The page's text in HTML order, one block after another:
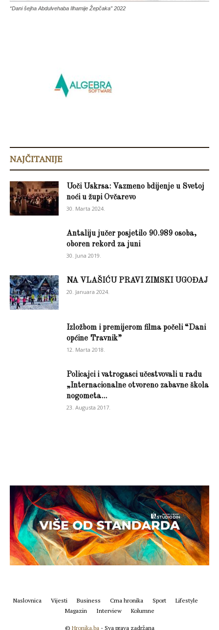
“Dani šejha Abdulvehaba Ilhamije Žepčaka” 2022
NAJČITANIJE
Uoči Uskrsa: Vazmeno bdijenje u Svetoj
noći u župi Ovčarevo
30. Marta 2024.
Antaliju jučer posjetilo 90.989 osoba,
oboren rekord za juni
30. Juna 2019.
NA VLAŠIĆU PRAVI ZIMSKI UGOĐAJ
20. Januara 2024.
Izložbom i premijerom filma počeli “Dani
općine Travnik”
12. Marta 2018.
Policajci i vatrogasci učestvovali u radu
„Internacionalne otvoreno zabavne škola
nogometa...
23. Augusta 2017.
Naslovnica Vijesti Business Crna hronika Sport
Lifestyle
Magazin
Interview Kolumne
© Hronika.ba- Sva prava zadržana